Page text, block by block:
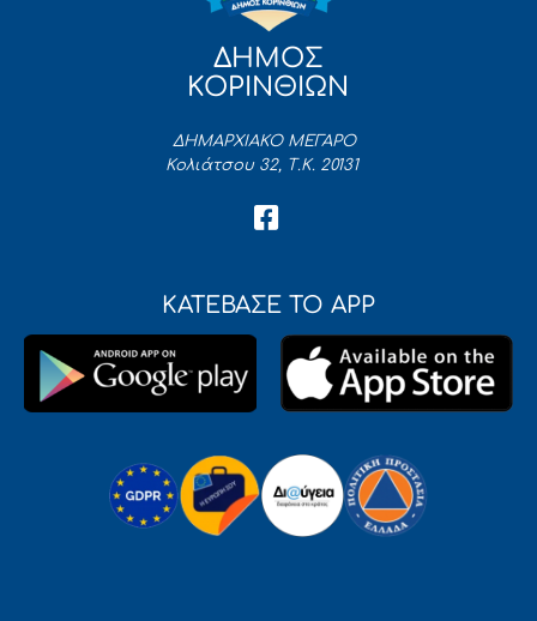
ΔΗΜΟΣ
ΚΟΡΙΝΘΙΩΝ
ΔΗΜΑΡΧΙΑΚΟ ΜΕΓΑΡΟ
Κολιάτσου 32, Τ.Κ. 20131
ΚΑΤΕΒΑΣΕ ΤΟ APP